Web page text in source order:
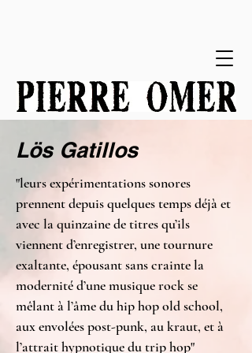
Lös Gatillos
"leurs expérimentations sonores
prennent depuis quelques temps déjà et
avec la quinzaine de titres qu’ils
viennent d’enregistrer, une tournure
exaltante, épousant sans crainte la
modernité d’une musique rock se
mêlant à l’âme du hip hop old school,
aux envolées post-punk, au kraut, et à
l’attrait hypnotique du trip hop"